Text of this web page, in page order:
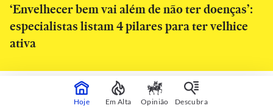
‘Envelhecer bem vai além de não ter doenças’:
especialistas listam 4 pilares para ter velhice
ativa
CONTINUA APÓS A PUBLICIDADE
Hoje Em Alta Opinião Descubra